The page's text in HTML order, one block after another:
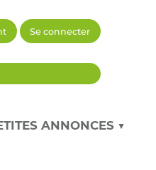
Se connecter
ANNONCES ▼